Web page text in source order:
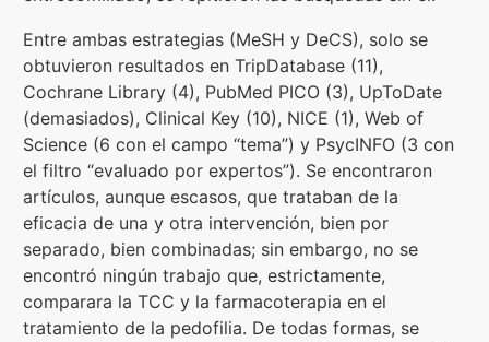
Entre ambas estrategias (MeSH y DeCS), solo se
obtuvieron resultados en TripDatabase (11),
Cochrane Library (4), PubMed PICO (3), UpToDate
(demasiados), Clinical Key (10), NICE (1), Web of
Science (6 con el campo “tema”) y PsycINFO (3 con
el filtro “evaluado por expertos”). Se encontraron
artículos, aunque escasos, que trataban de la
eficacia de una y otra intervención, bien por
separado, bien combinadas; sin embargo, no se
encontró ningún trabajo que, estrictamente,
comparara la TCC y la farmacoterapia en el
tratamiento de la pedofilia. De todas formas, se